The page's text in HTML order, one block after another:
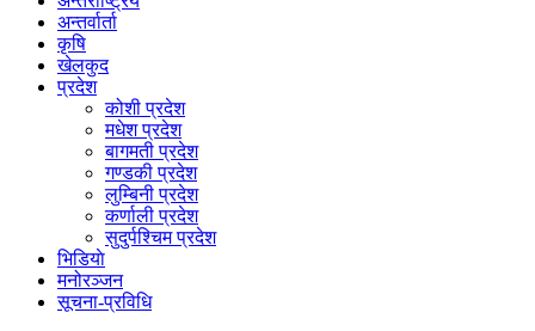
अन्तर्वार्ता
कृषि
खेलकुद
प्रदेश
कोशी प्रदेश
मधेश प्रदेश
बागमती प्रदेश
गण्डकी प्रदेश
लुम्बिनी प्रदेश
कर्णाली प्रदेश
सुदुर्पश्चिम प्रदेश
भिडियाे
मनोरञ्जन
सूचना-प्रविधि